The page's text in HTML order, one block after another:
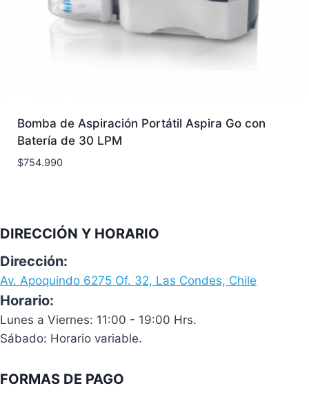
Bomba de Aspiración Portátil Aspira Go con
Batería de 30 LPM
$754.990
DIRECCIÓN Y HORARIO
Dirección:
Av. Apoquindo 6275 Of. 32, Las Condes, Chile
Horario:
Lunes a Viernes: 11:00 - 19:00 Hrs.
Sábado: Horario variable.
FORMAS DE PAGO